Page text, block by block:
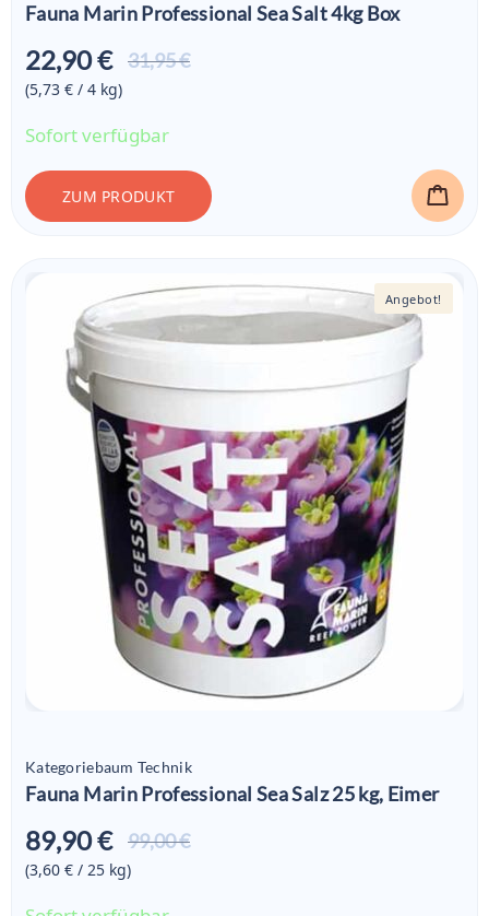
Fauna Marin Professional Sea Salt 4kg Box
31,95 €
22,90 €
Aktueller
(5,73 € / 4 kg)
Sofort verfügbar
ZUM PRODUKT
Angebot!
Kategoriebaum Technik
Fauna Marin Professional Sea Salz 25 kg, Eimer
99,00 €
89,90 €
Aktueller
(3,60 € / 25 kg)